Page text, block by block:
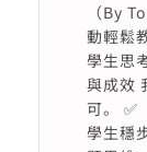
（By
動輕鬆
學生思
與成效
可。 ✅
學生穩